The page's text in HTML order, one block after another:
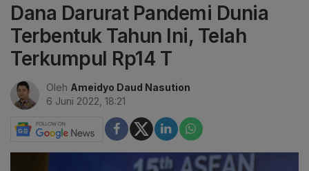
Dana Darurat Pandemi Dunia
Terbentuk Tahun Ini, Telah
Terkumpul Rp14 T
Oleh Ameidyo Daud Nasution
6 Juni 2022, 18:21